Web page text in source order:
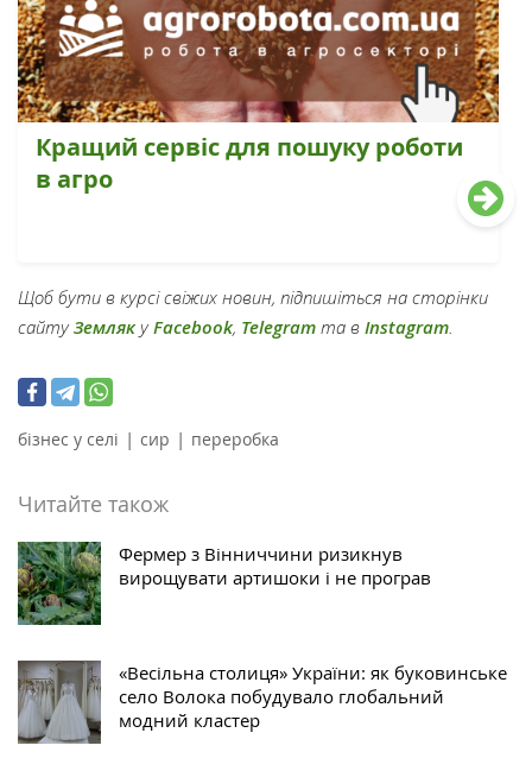
Кращий сервіс для пошуку роботи
в агро
Щоб бути в курсі свіжих новин, підпишіться на сторінки
сайтуЗемлякуFacebook, Telegram та в Instagram
бізнес у селі | сир | переробка
Читайте також
Фермер з Вінниччини ризикнув
вирощувати артишоки і не програв
«Весільна столиця» України: як буковинське
село Волока побудувало глобальний
модний кластер